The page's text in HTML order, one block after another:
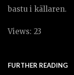
bastu i källaren.
Views: 23
FURTHER READING